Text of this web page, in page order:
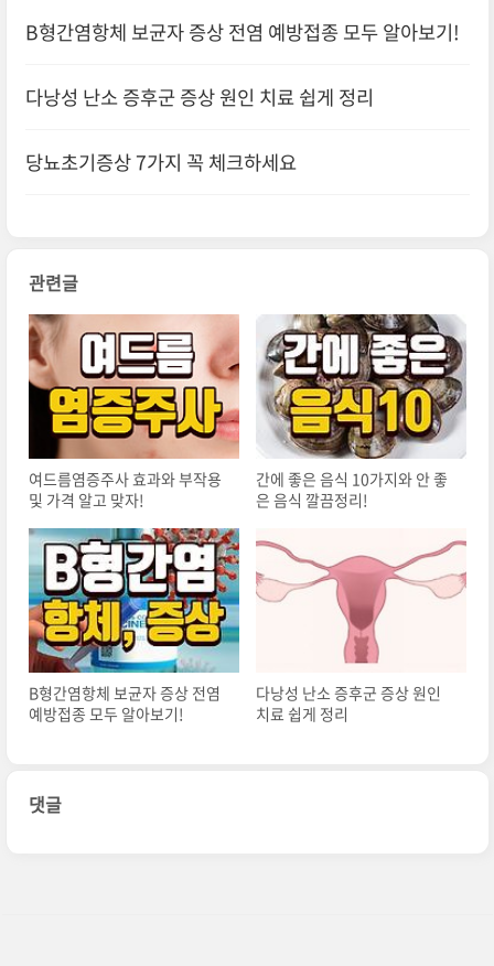
B형간염항체 보균자 증상 전염 예방접종 모두 알아보기!
다낭성 난소 증후군 증상 원인 치료 쉽게 정리
당뇨초기증상 7가지 꼭 체크하세요
관련글
여드름염증주사 효과와 부작용
및 가격 알고 맞자!
간에 좋은 음식 10가지와 안 좋
은 음식 깔끔정리!
B형간염항체 보균자 증상 전염
예방접종 모두 알아보기!
다낭성 난소 증후군 증상 원인
치료 쉽게 정리
댓글